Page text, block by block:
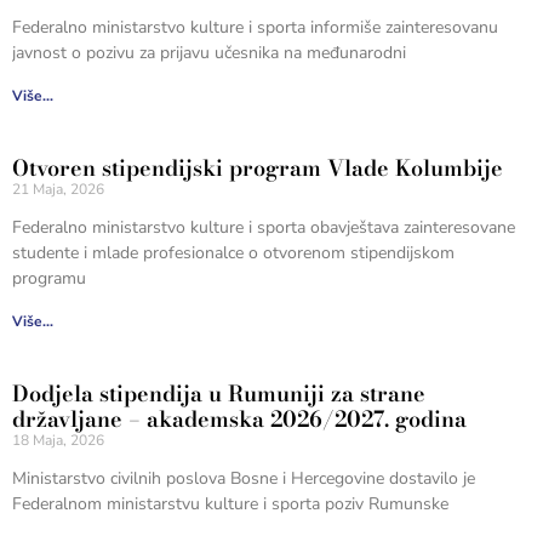
Federalno ministarstvo kulture i sporta informiše zainteresovanu
javnost o pozivu za prijavu učesnika na međunarodni
Više...
Otvoren stipendijski program Vlade Kolumbije
21 Maja, 2026
Federalno ministarstvo kulture i sporta obavještava zainteresovane
studente i mlade profesionalce o otvorenom stipendijskom
programu
Više...
Dodjela stipendija u Rumuniji za strane
državljane – akademska 2026/2027. godina
18 Maja, 2026
Ministarstvo civilnih poslova Bosne i Hercegovine dostavilo je
Federalnom ministarstvu kulture i sporta poziv Rumunske